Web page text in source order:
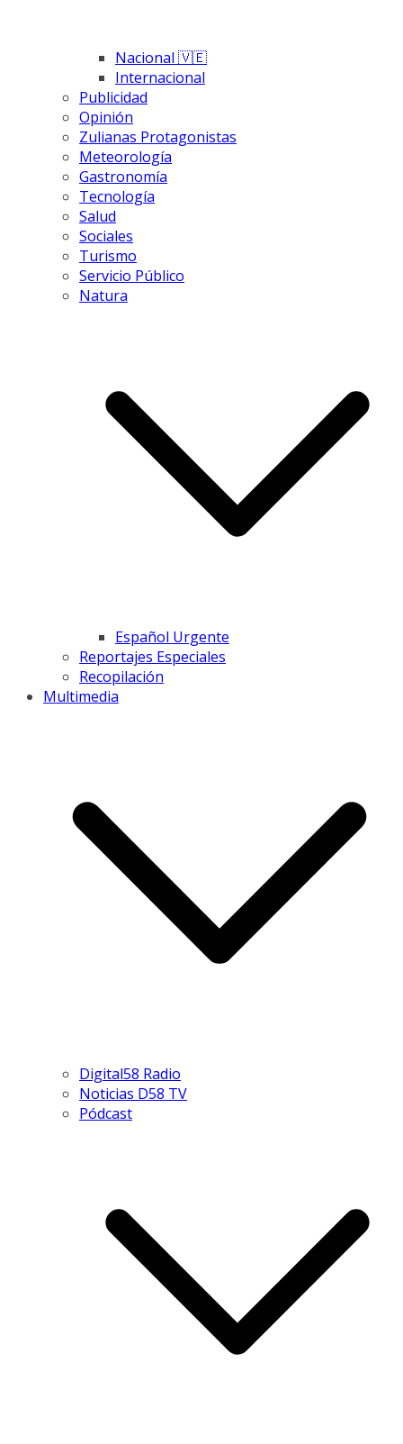
Nacional 🇻🇪
Internacional
Publicidad
Opinión
Zulianas Protagonistas
Meteorología
Gastronomía
Tecnología
Salud
Sociales
Turismo
Servicio Público
Natura
Español Urgente
Reportajes Especiales
Recopilación
Multimedia
Digital58 Radio
Noticias D58 TV
Pódcast